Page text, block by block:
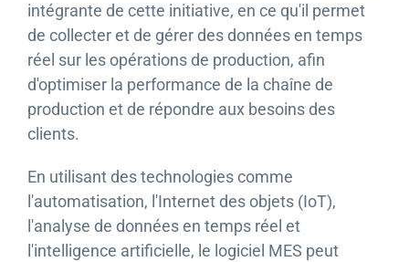
intégrante de cette initiative, en ce qu'il permet
de collecter et de gérer des données en temps
réel sur les opérations de production, afin
d'optimiser la performance de la chaîne de
production et de répondre aux besoins des
clients.
En utilisant des technologies comme
l'automatisation, l'Internet des objets (IoT),
l'analyse de données en temps réel et
l'intelligence artificielle, le logiciel MES peut